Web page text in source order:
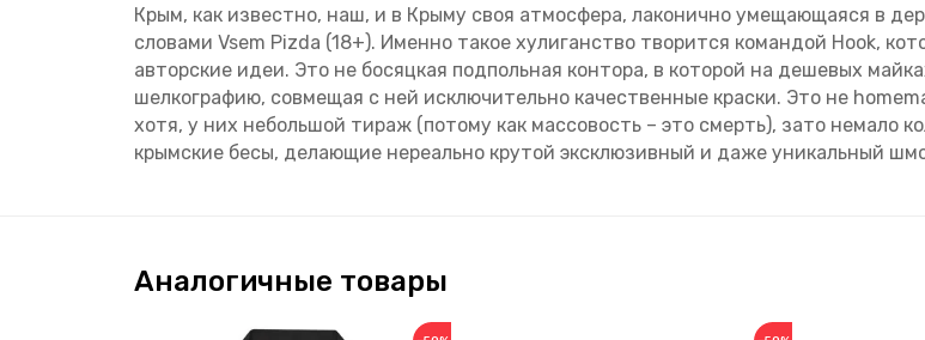
Крым, как известно, наш, и в Крыму своя атмосфера, лаконично умещающаяся в
словами Vsem Pizda (18+). Именно такое хулиганство творится командой Hооk,
авторские идеи. Это не босяцкая подпольная контора, в которой на дешевых
шелкографию, совмещая с ней исключительно качественные краски. Это не
хотя, у них небольшой тираж (потому как массовость – это смерть), зато немало
крымские бесы, делающие нереально крутой эксклюзивный и даже уникальный
Аналогичные товары